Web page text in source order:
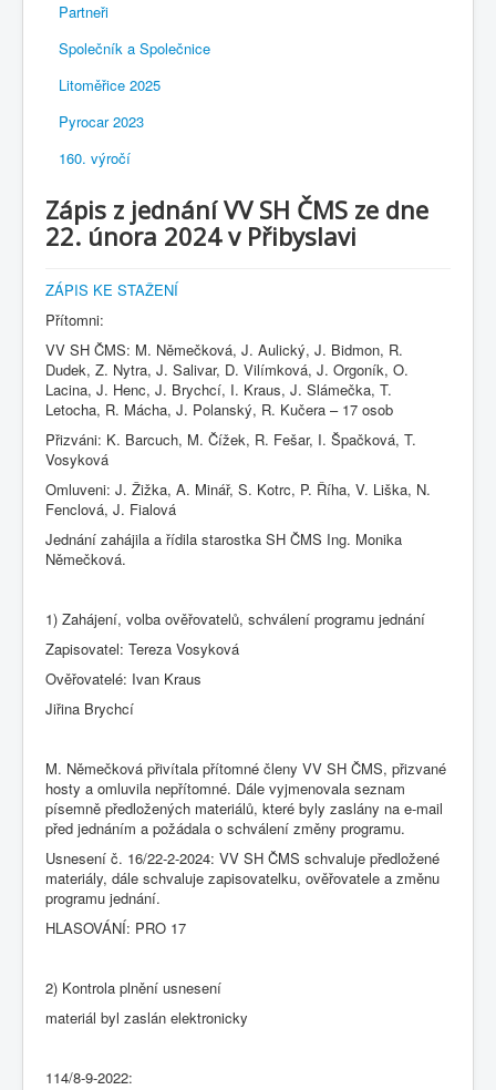
Partneři
Společník a Společnice
Litoměřice 2025
Pyrocar 2023
160. výročí
Zápis z jednání VV SH ČMS ze dne
22. února 2024 v Přibyslavi
ZÁPIS KE STAŽENÍ
Přítomni:
VV SH ČMS: M. Němečková, J. Aulický, J. Bidmon, R.
Dudek, Z. Nytra, J. Salivar, D. Vilímková, J. Orgoník, O.
Lacina, J. Henc, J. Brychcí, I. Kraus, J. Slámečka, T.
Letocha, R. Mácha, J. Polanský, R. Kučera – 17 osob
Přizváni: K. Barcuch, M. Čížek, R. Fešar, I. Špačková, T.
Vosyková
Omluveni: J. Žižka, A. Minář, S. Kotrc, P. Říha, V. Liška, N.
Fenclová, J. Fialová
Jednání zahájila a řídila starostka SH ČMS Ing. Monika
Němečková.
1) Zahájení, volba ověřovatelů, schválení programu jednání
Zapisovatel: Tereza Vosyková
Ověřovatelé: Ivan Kraus
Jiřina Brychcí
M. Němečková přivítala přítomné členy VV SH ČMS, přizvané
hosty a omluvila nepřítomné. Dále vyjmenovala seznam
písemně předložených materiálů, které byly zaslány na e-mail
před jednáním a požádala o schválení změny programu.
Usnesení č. 16/22-2-2024: VV SH ČMS schvaluje předložené
materiály, dále schvaluje zapisovatelku, ověřovatele a změnu
programu jednání.
HLASOVÁNÍ: PRO 17
2) Kontrola plnění usnesení
materiál byl zaslán elektronicky
114/8-9-2022: